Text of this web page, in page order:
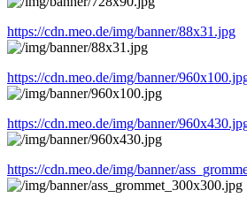
https://cdn.meo.de/img/banner/88x31.jpg
https://cdn.meo.de/img/banner/
https://cdn.meo.de/img/banner/
https://cdn.meo.de/img/banner/